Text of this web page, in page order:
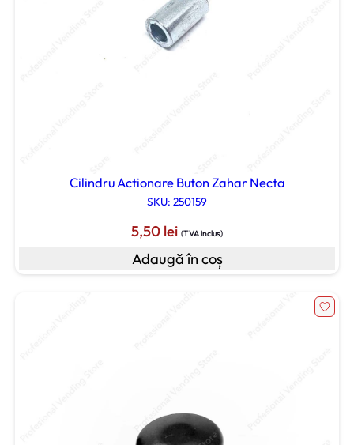
Cilindru Actionare Buton Zahar Necta
SKU: 250159
5,50 lei (TVA inclus)
Adaugă în coș